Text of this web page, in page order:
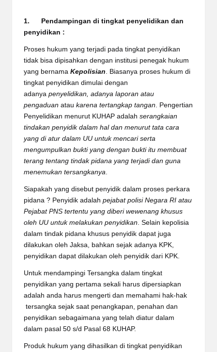
1. Pendampingan di tingkat penyelidikan dan
penyidikan :
Proses hukum yang terjadi pada tingkat penyidikan
tidak bisa dipisahkan dengan institusi penegak hukum
yang bernama Kepolisian . Biasanya proses hukum di
tingkat penyidikan dimulai dengan
adanya penyelidikan, adanya laporan atau
pengaduan atau karena tertangkap tangan . Pengertian
Penyelidikan menurut KUHAP adalah serangkaian
tindakan penyidik dalam hal dan menurut tata cara
yang di atur dalam UU untuk mencari serta
mengumpulkan bukti yang dengan bukti itu membuat
terang tentang tindak pidana yang terjadi dan guna
menemukan tersangkanya
Siapakah yang disebut penyidik dalam proses perkara
pidana ? Penyidik adalah pejabat polisi Negara RI atau
Pejabat PNS tertentu yang diberi wewenang khusus
oleh UU untuk melakukan penyidikan . Selain kepolisia
dalam tindak pidana khusus penyidik dapat juga
dilakukan oleh Jaksa, bahkan sejak adanya KPK,
penyidikan dapat dilakukan oleh penyidik dari KPK.
Untuk mendampingi Tersangka dalam tingkat
penyidikan yang pertama sekali harus dipersiapkan
adalah anda harus mengerti dan memahami hak-hak
tersangka sejak saat penangkapan, penahan dan
penyidikan sebagaimana yang telah diatur dalam
dalam pasal 50 s/d Pasal 68 KUHAP.
Produk hukum yang dihasilkan di tingkat penyidikan